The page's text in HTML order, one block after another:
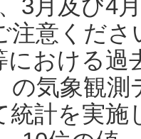
3月及び4
注意くだ
における過
の気象観
統計を実